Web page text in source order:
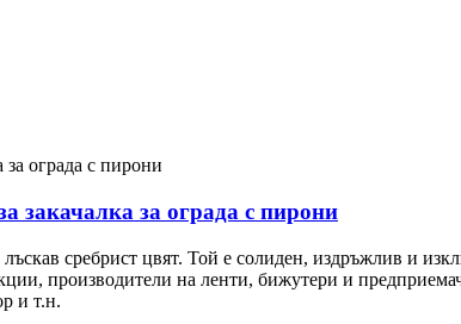
закачалка за ограда с пирони
сребрист цвят. Той е солиден, издръжлив и
производители на ленти, бижутери и
и т.н.